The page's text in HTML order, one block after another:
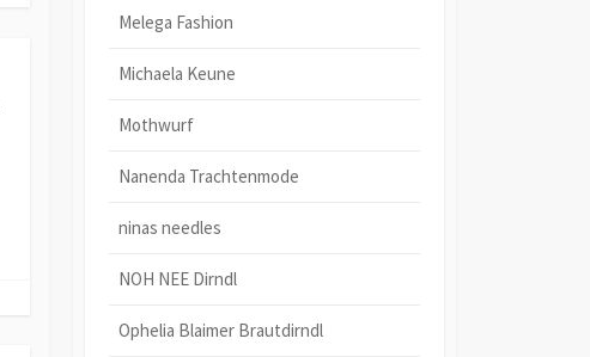
Melega Fashion
Michaela Keune
Mothwurf
Nanenda Trachtenmode
ninas needles
NOH NEE Dirndl
Ophelia Blaimer Brautdirndl